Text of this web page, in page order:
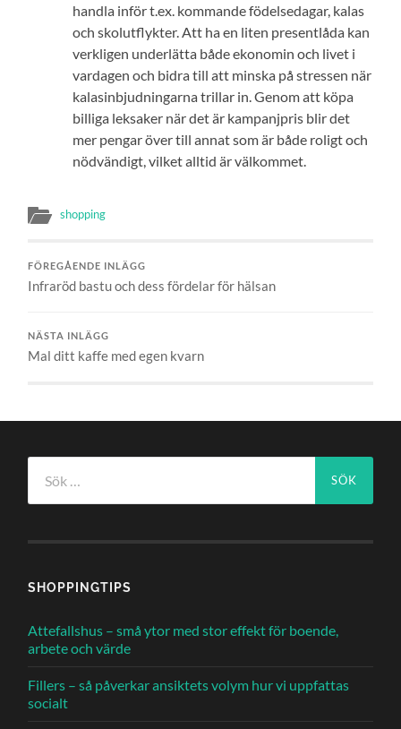
handla inför t.ex. kommande födelsedagar, kalas
och skolutflykter. Att ha en liten presentlåda kan
verkligen underlätta både ekonomin och livet i
vardagen och bidra till att minska på stressen när
kalasinbjudningarna trillar in. Genom att köpa
billiga leksaker när det är kampanjpris blir det
mer pengar över till annat som är både roligt och
nödvändigt, vilket alltid är välkommet.
shopping
FÖREGÅENDE INLÄGG
Infraröd bastu och dess fördelar för hälsan
NÄSTA INLÄGG
Mal ditt kaffe med egen kvarn
efter:
SHOPPINGTIPS
Attefallshus – små ytor med stor effekt för boende,
arbete och värde
Fillers – så påverkar ansiktets volym hur vi uppfattas
socialt